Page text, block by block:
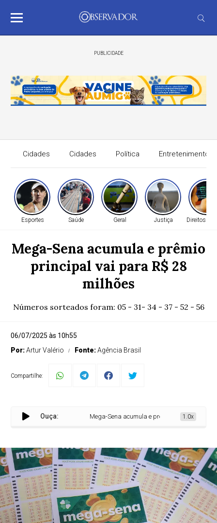
PUBLICIDADE
Cidades Cidades Política Entretenimento
Esportes Saúde Geral Justiça Direitos
Mega-Sena acumula e prêmio
principal vai para R$ 28
milhões
Números sorteados foram: 05 - 31- 34 - 37 - 52 - 56
06/07/2025 às 10h55
Por:Artur Valério Fonte:Agência Brasil
Compartilhe:
Ouça: Mega-Sena acumula e prêmio principal vai para
1.0x